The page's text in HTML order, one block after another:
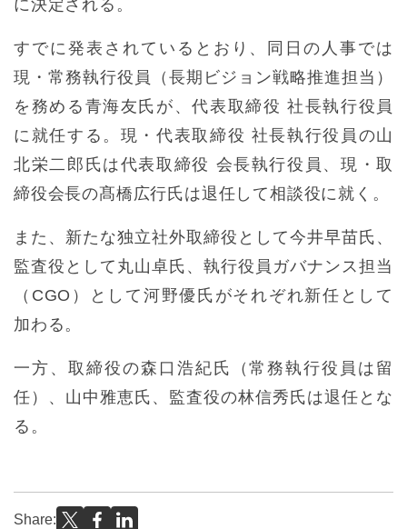
に決定される。
すでに発表されているとおり、同日の人事では
現・常務執行役員（長期ビジョン戦略推進担当）
を務める青海友氏が、代表取締役 社長執行役員
に就任する。現・代表取締役 社長執行役員の山
北栄二郎氏は代表取締役 会長執行役員、現・取
締役会長の髙橋広行氏は退任して相談役に就く。
また、新たな独立社外取締役として今井早苗氏、
監査役として丸山卓氏、執行役員ガバナンス担当
（CGO）として河野優氏がそれぞれ新任として
加わる。
一方、取締役の森口浩紀氏（常務執行役員は留
任）、山中雅恵氏、監査役の林信秀氏は退任とな
る。
Share: